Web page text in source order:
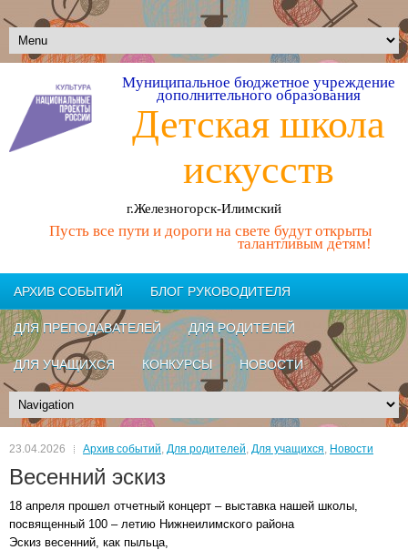
Муниципальное бюджетное учреждение
дополнительного образования
Детская школа
искусств
г.Железногорск-Илимский
Пусть все пути и дороги на свете будут открыты
талантливым детям!
АРХИВ СОБЫТИЙ БЛОГ РУКОВОДИТЕЛЯ
ДЛЯ ПРЕПОДАВАТЕЛЕЙ ДЛЯ РОДИТЕЛЕЙ
ДЛЯ УЧАЩИХСЯ КОНКУРСЫ НОВОСТИ
23.04.2026 Архив событий, Для родителей, Для учащихся, Новости
Весенний эскиз
18 апреля прошел отчетный концерт – выставка нашей школы,
посвященный 100 – летию Нижнеилимского района
Эскиз весенний, как пыльца,